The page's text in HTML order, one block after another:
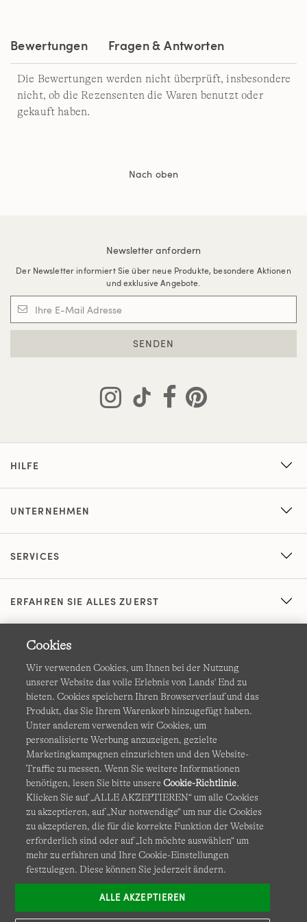
Bewertungen Fragen & Antworten
Die Bewertungen werden nicht überprüft, insbesondere
nicht, ob die Rezensenten die Waren benutzt oder
gekauft haben.
Nach oben
Newsletter anfordern
Der Newsletter informiert Sie über neue Produkte, besondere Aktionen
und exklusive Angebote.
SENDEN
HILFE
UNTERNEHMEN
SERVICES
ERFAHREN SIE ALLES ZUERST
AGB Datenschutz & Sicherheit
Cookies Ich möchte auswählen Barrierefreiheit
Site Map Internationale Websites
Diese Website ist durch reCAPTCHA geschützt. Es gelten die
Datenschutzerklärung undNutzungsbedingungenvon
Google.
Cookies
Wir verwenden Cookies, um Ihnen bei der Nutzung
unserer Website das volle Erlebnis von Lands' End zu
bieten. Cookies speichern Ihren Browserverlauf und das
Produkt, das Sie Ihrem Warenkorb hinzugefügt haben.
Unter anderem verwenden wir Cookies, um
personalisierte Werbung anzuzeigen, gezielte
Marketingkampagnen einzurichten und den Website-
Traffic zu messen. Wenn Sie weitere Informationen
benötigen, lesen Sie bitte unsereCookie-Richtlinie.
Klicken Sie auf „ALLE AKZEPTIEREN“ um alle Cookies
zu akzeptieren, auf „Nur notwendige“ um nur die Cookies
zu akzeptieren, die für die korrekte Funktion der Website
erforderlich sind oder auf „Ich möchte auswählen“ um
mehr zu erfahren und Ihre Cookie-Einstellungen
festzulegen. Diese können Sie jederzeit ändern.
ALLE AKZEPTIEREN